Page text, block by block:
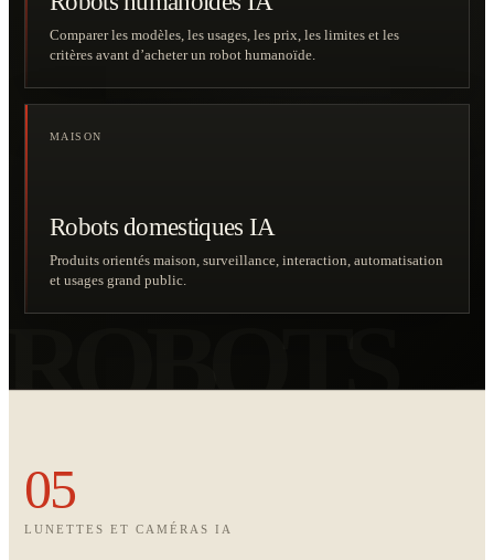
Comparer les modèles, les usages, les prix, les limites et les
critères avant d’acheter un robot humanoïde.
MAISON
Robots domestiques IA
Produits orientés maison, surveillance, interaction, automatisation
et usages grand public.
05
LUNETTES ET CAMÉRAS IA